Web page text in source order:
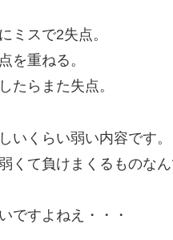
ミスで2失点。
を重ねる。
たらまた失点。
いくらい弱い内容です。
くて負けまくるものな
ですよねえ・・・